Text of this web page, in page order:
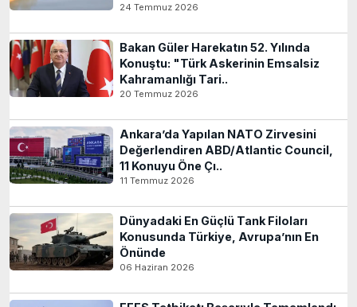
24 Temmuz 2026
Bakan Güler Harekatın 52. Yılında
Konuştu: "Türk Askerinin Emsalsiz
Kahramanlığı Tari..
20 Temmuz 2026
Ankara’da Yapılan NATO Zirvesini
Değerlendiren ABD/Atlantic Council,
11 Konuyu Öne Çı..
11 Temmuz 2026
Dünyadaki En Güçlü Tank Filoları
Konusunda Türkiye, Avrupa’nın En
Önünde
06 Haziran 2026